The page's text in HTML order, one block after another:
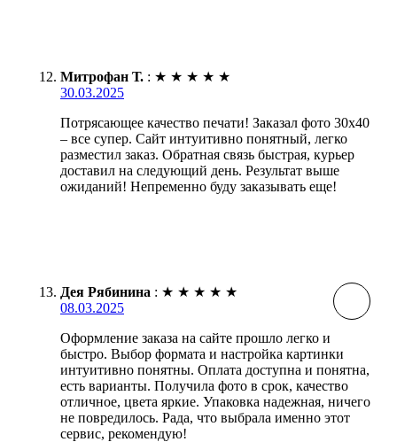
Митрофан Т. : ★ ★ ★ ★ ★
30.03.2025
Потрясающее качество печати! Заказал фото 30х40
– все супер. Сайт интуитивно понятный, легко
разместил заказ. Обратная связь быстрая, курьер
доставил на следующий день. Результат выше
ожиданий! Непременно буду заказывать еще!
Дея Рябинина : ★ ★ ★ ★ ★
08.03.2025
Оформление заказа на сайте прошло легко и
быстро. Выбор формата и настройка картинки
интуитивно понятны. Оплата доступна и понятна,
есть варианты. Получила фото в срок, качество
отличное, цвета яркие. Упаковка надежная, ничего
не повредилось. Рада, что выбрала именно этот
сервис, рекомендую!